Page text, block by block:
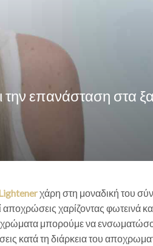
την επανάσταση
χάρη στη μοναδική του
αποχρώσεις χαρίζοντας
χρώματα μπορούμε να
κατά τη διάρκεια του